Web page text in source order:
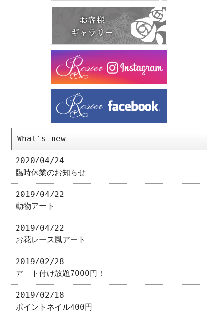
What's new
2020/04/24
臨時休業のお知らせ
2019/04/22
動物アート
2019/04/22
お花レース風アート
2019/02/28
アート付け放題7000円！！
2019/02/18
ポイントネイル400円